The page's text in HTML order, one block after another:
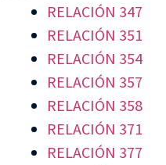
RELACIÓN 347
RELACIÓN 351
RELACIÓN 354
RELACIÓN 357
RELACIÓN 358
RELACIÓN 371
RELACIÓN 377